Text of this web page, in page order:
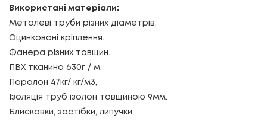
Використані матеріали:
Металеві труби різних діаметрів.
Оцинковані кріплення.
Фанера різних товщин.
ПВХ тканина 630г / м.
Поролон 47кг/ кг/м3,
Ізоляція труб ізолон товщиною 9мм.
Блискавки, застібки, липучки.